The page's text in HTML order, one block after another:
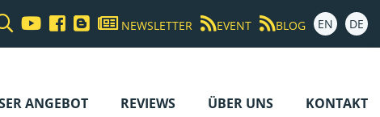
NEWSLETTER EVENT BLOG EN DE
ANGEBOT REVIEWS ÜBER UNS KONTAKT